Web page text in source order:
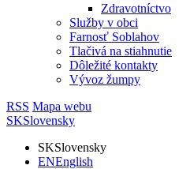
Zdravotníctvo
Služby v obci
Farnosť Soblahov
Tlačivá na stiahnutie
Dôležité kontakty
Vývoz žumpy
RSS Mapa webu
SKSlovensky
SKSlovensky
ENEnglish